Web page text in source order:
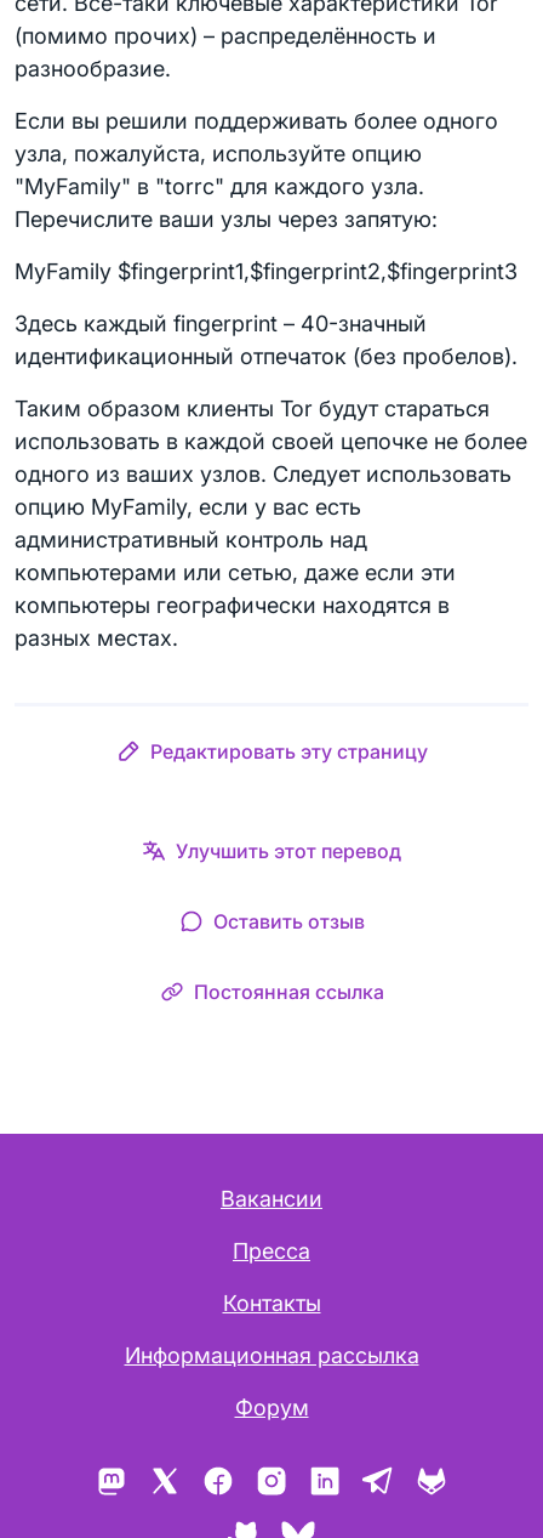
(помимо прочих) – распределённость и
разнообразие.
Если вы решили поддерживать более одного
узла, пожалуйста, используйте опцию
"MyFamily" в "torrc" для каждого узла.
Перечислите ваши узлы через запятую:
MyFamily $fingerprint1,$fingerprint2,$fingerprint3
Здесь каждый fingerprint – 40-значный
идентификационный отпечаток (без пробелов).
Таким образом клиенты Tor будут стараться
использовать в каждой своей цепочке не более
одного из ваших узлов. Следует использовать
опцию MyFamily, если у вас есть
административный контроль над
компьютерами или сетью, даже если эти
компьютеры географически находятся в
разных местах.
Редактировать эту страницу
Улучшить этот перевод
Оставить отзыв
Постоянная ссылка
Вакансии
Пресса
Контакты
Информационная рассылка
Форум
Mastodon FacebookInstagramLinkedInTelegram
GitHubBluesky